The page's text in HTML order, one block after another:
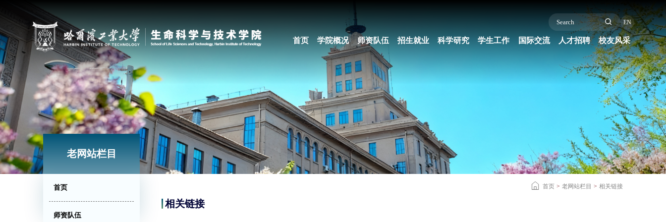
EN
首页 学院概况 师资队伍 招生就业 科学研究 学生工作 国际交流 人才招聘 校友风采
老网站栏目
首页
师资队伍
首页 > 老网站栏目 > 相关链接
相关链接